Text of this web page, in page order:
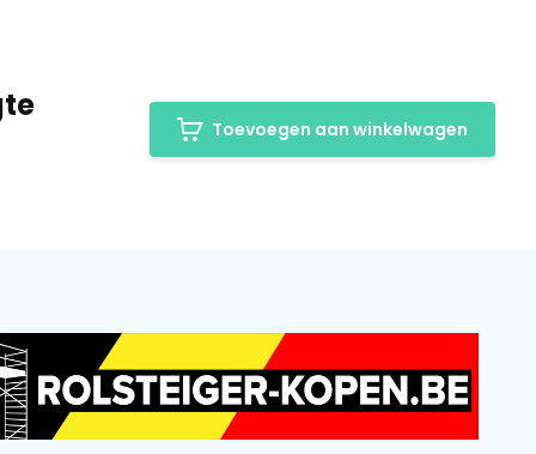
Toevoegen aan winkelwagen